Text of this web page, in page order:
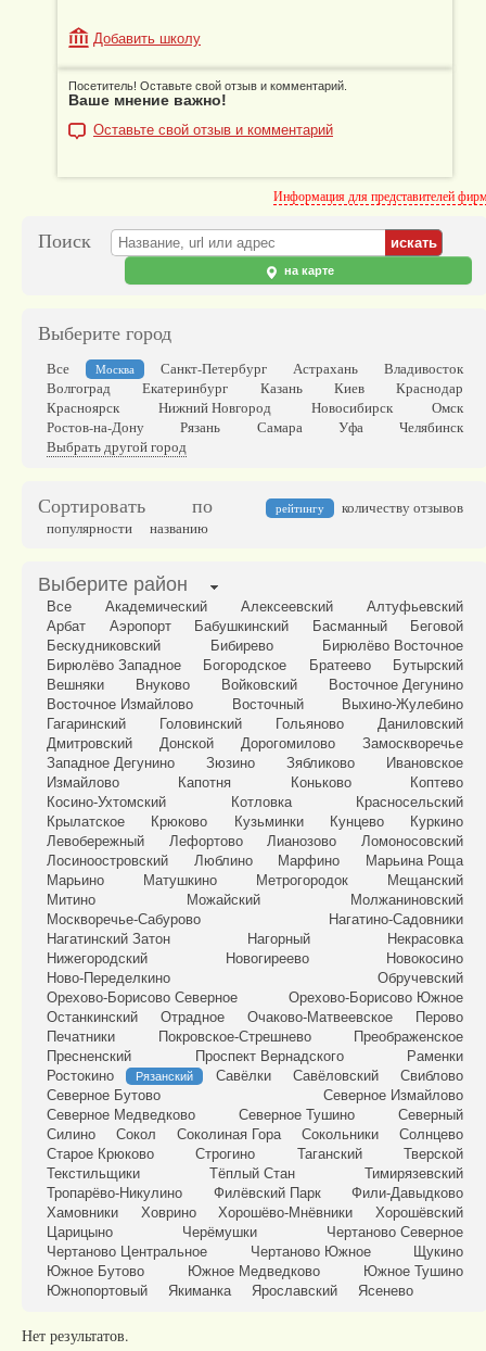
Добавить школу
Посетитель! Оставьте свой отзыв и комментарий.
Ваше мнение важно!
Оставьте свой отзыв и комментарий
Информация для представителей
Поиск
на карте
Выберите город
Все Москва Санкт-Петербург Астрахань
Владивосток
Волгоград
Екатеринбург Казань Киев
Краснодар
Красноярск
Нижний Новгород Новосибирск
Омск
Ростов-на-Дону
Рязань Самара Уфа
Челябинск
Выбрать другой город
Сортировать по рейтингу
количеству отзывов
популярности
названию
Выберите район
Все Академический Алексеевский
Алтуфьевский
Арбат
Аэропорт Бабушкинский Басманный
Беговой
Бескудниковский
Бибирево
Бирюлёво Восточное
Бирюлёво Западное
Богородское Братеево
Бутырский
Вешняки
Внуково Войковский
Восточное Дегунино
Восточное Измайлово
Восточный
Выхино-Жулебино
Гагаринский
Головинский Гольяново
Даниловский
Дмитровский
Донской Дорогомилово
Замоскворечье
Западное Дегунино
Зюзино Зябликово
Ивановское
Измайлово
Капотня Коньково
Коптево
Косино-Ухтомский
Котловка
Красносельский
Крылатское
Крюково Кузьминки Кунцево
Куркино
Левобережный
Лефортово Лианозово
Ломоносовский
Лосиноостровский
Люблино Марфино
Марьина Роща
Марьино
Матушкино Метрогородок
Мещанский
Митино
Можайский
Молжаниновский
Москворечье-Сабурово
Нагатино-Садовники
Нагатинский Затон
Нагорный
Некрасовка
Нижегородский
Новогиреево
Новокосино
Ново-Переделкино
Обручевский
Орехово-Борисово Северное
Орехово-Борисово Южное
Останкинский
Отрадное Очаково-Матвеевское
Перово
Печатники
Покровское-Стрешнево
Преображенское
Пресненский
Проспект Вернадского
Раменки
Ростокино
Рязанский Савёлки Савёловский
Свиблово
Северное Бутово
Северное Измайлово
Северное Медведково
Северное Тушино
Северный
Силино
Сокол Соколиная Гора Сокольники
Солнцево
Старое Крюково
Строгино Таганский
Тверской
Текстильщики
Тёплый Стан
Тимирязевский
Тропарёво-Никулино
Филёвский Парк
Фили-Давыдково
Хамовники
Ховрино Хорошёво-Мнёвники
Хорошёвский
Царицыно
Черёмушки
Чертаново Северное
Чертаново Центральное
Чертаново Южное
Щукино
Южное Бутово
Южное Медведково
Южное Тушино
Южнопортовый
Якиманка Ярославский Ясенево
Нет результатов.